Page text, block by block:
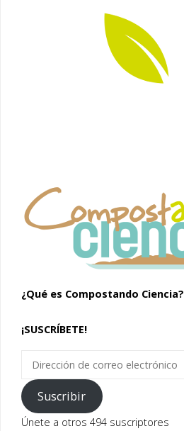
¿Qué es Compostando Ciencia?
¡SUSCRÍBETE!
Dirección
correo
electrónico
Suscribir
Únete a otros 494 suscriptores